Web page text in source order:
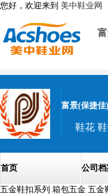
您好，欢迎来到 美中鞋业网
富景(保捷佳
鞋花
首页 公司
五金鞋扣系列 箱包五金 五金